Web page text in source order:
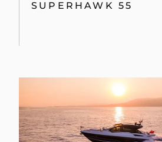
SUPERHAWK 55